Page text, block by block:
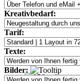
Kreativbedarf:
Tarif:
Texte:
Bilder: